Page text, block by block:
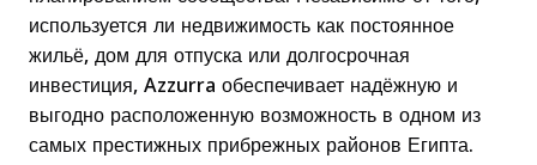
используется ли недвижимость как постоянное
жильё, дом для отпуска или долгосрочная
инвестиция, Azzurra обеспечивает надёжную и
выгодно расположенную возможность в одном из
самых престижных прибрежных районов Египта.